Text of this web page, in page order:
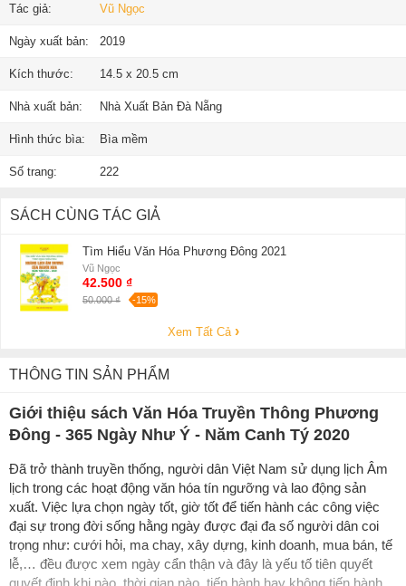
Tác giả: Vũ Ngọc
Ngày xuất bản: 2019
Kích thước: 14.5 x 20.5 cm
Nhà xuất bản: Nhà Xuất Bản Đà Nẵng
Hình thức bìa: Bìa mềm
Số trang: 222
SÁCH CÙNG TÁC GIẢ
Tìm Hiểu Văn Hóa Phương Đông 2021
Vũ Ngọc
42.500 ₫
50.000 ₫ -15%
Xem Tất Cả
THÔNG TIN SẢN PHẨM
Giới thiệu sách Văn Hóa Truyền Thông Phương
Đông - 365 Ngày Như Ý - Năm Canh Tý 2020
Đã trở thành truyền thống, người dân Việt Nam sử dụng lịch Âm
lịch trong các hoạt động văn hóa tín ngưỡng và lao động sản
xuất. Việc lựa chọn ngày tốt, giờ tốt để tiến hành các công việc
đại sự trong đời sống hằng ngày được đại đa số người dân coi
trọng như: cưới hỏi, ma chay, xây dựng, kinh doanh, mua bán, tế
lễ,… đều được xem ngày cẩn thận và đây là yếu tố tiên quyết
quyết định khi nào, thời gian nào, tiến hành hay không tiến hành